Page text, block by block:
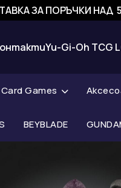
ЗА ПОРЪЧКИ НАД
Yu-Gi-Oh TCG
Games
BEYBLADE